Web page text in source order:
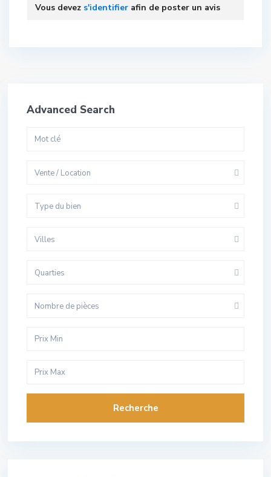
Vous devez s'identifier afin de poster un avis
Advanced Search
Vente / Location
Type du bien
Villes
Quarties
Nombre de pièces
Recherche